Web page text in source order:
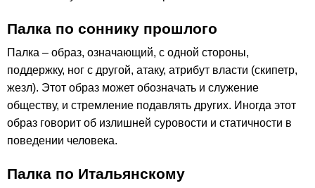
Палка по соннику прошлого
Палка – образ, означающий, с одной стороны,
поддержку, ног с другой, атаку, атрибут власти (скипетр,
жезл). Этот образ может обозначать и служение
обществу, и стремление подавлять других. Иногда этот
образ говорит об излишней суровости и статичности в
поведении человека.
Палка по Итальянскому